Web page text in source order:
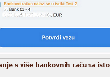
s više bankovnih računa